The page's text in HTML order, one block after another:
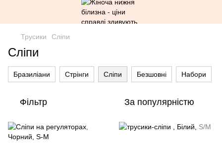
Трусики Сліпи
Сліпи
Бразиліани Стрінги Сліпи Безшовні Набори
Фільтр За популярністю